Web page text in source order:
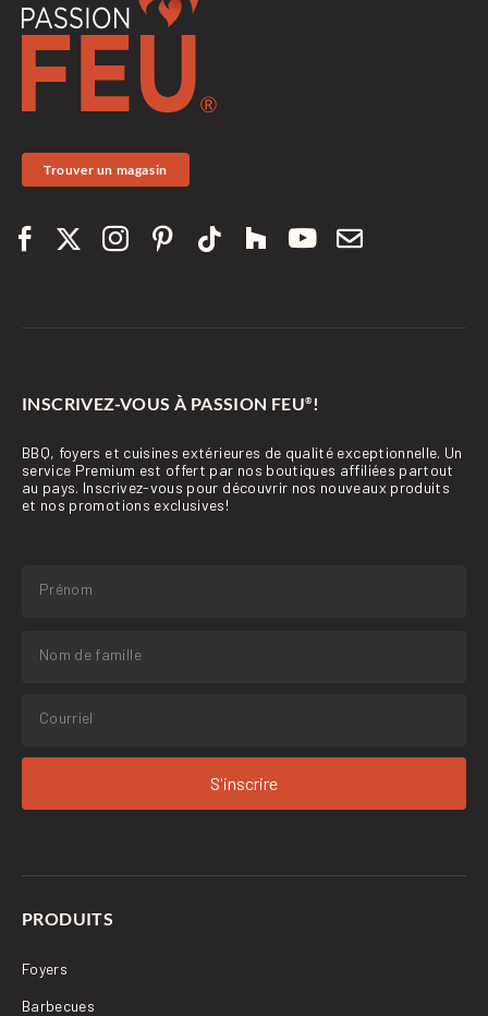
Trouver un magasin
INSCRIVEZ-VOUS À PASSION FEU® !
BBQ, foyers et cuisines extérieures de qualité exceptionnelle. Un
service Premium est offert par nos boutiques affiliées partout
au pays. Inscrivez-vous pour découvrir nos nouveaux produits
et nos promotions exclusives!
S'inscrire
PRODUITS
Foyers
Barbecues